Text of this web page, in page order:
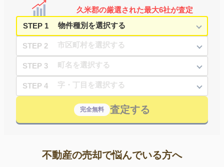
久米郡の厳選された最大6社が査定
STEP 1
STEP 2
STEP 3
STEP 4
完全無料 査定する
不動産の売却で悩んでいる方へ